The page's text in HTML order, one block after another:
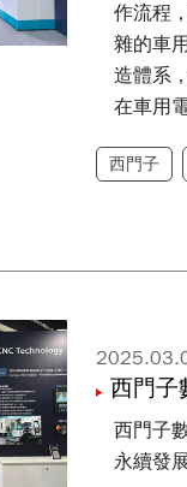
作流程
雜的車
造體系
在車用
西門子
西門子
西門子
永續發